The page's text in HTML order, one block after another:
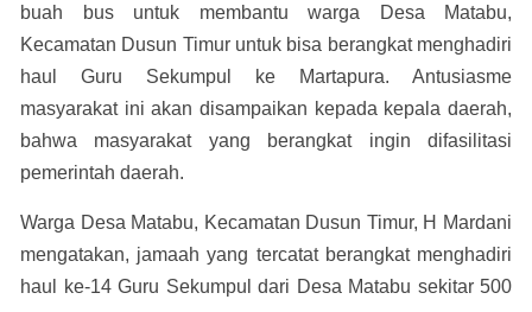
buah bus untuk membantu warga Desa Matabu,
Kecamatan Dusun Timur untuk bisa berangkat menghadiri
haul Guru Sekumpul ke Martapura. Antusiasme
masyarakat ini akan disampaikan kepada kepala daerah,
bahwa masyarakat yang berangkat ingin difasilitasi
pemerintah daerah.
Warga Desa Matabu, Kecamatan Dusun Timur, H Mardani
mengatakan, jamaah yang tercatat berangkat menghadiri
haul ke-14 Guru Sekumpul dari Desa Matabu sekitar 500